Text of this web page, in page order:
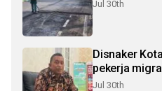
Jul 30th
Disnaker
pekerja
Jul 30th